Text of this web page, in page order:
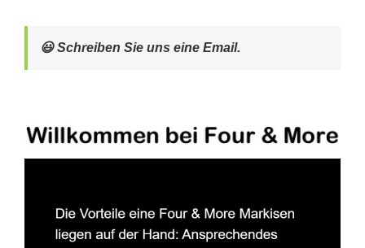
😃 Schreiben Sie uns eine Email.